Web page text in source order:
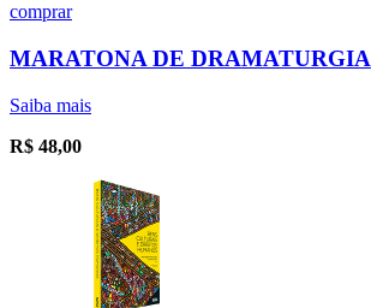
comprar
MARATONA DE DRAMATURGIA
Saiba mais
R$ 48,00